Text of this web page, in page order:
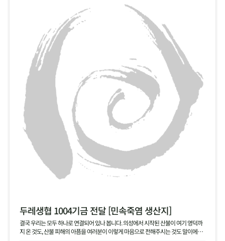
두레생협 1004기금 전달 [민속죽염 생산지]
결국 우리는 모두 하나로 연결되어 있나 봅니다. 의성에서 시작된 산불이 여기 영덕까
지 온 것도, 산불 피해의 아픔을 여러분이 이렇게 마음으로 전해주시는 것도 말이에요.